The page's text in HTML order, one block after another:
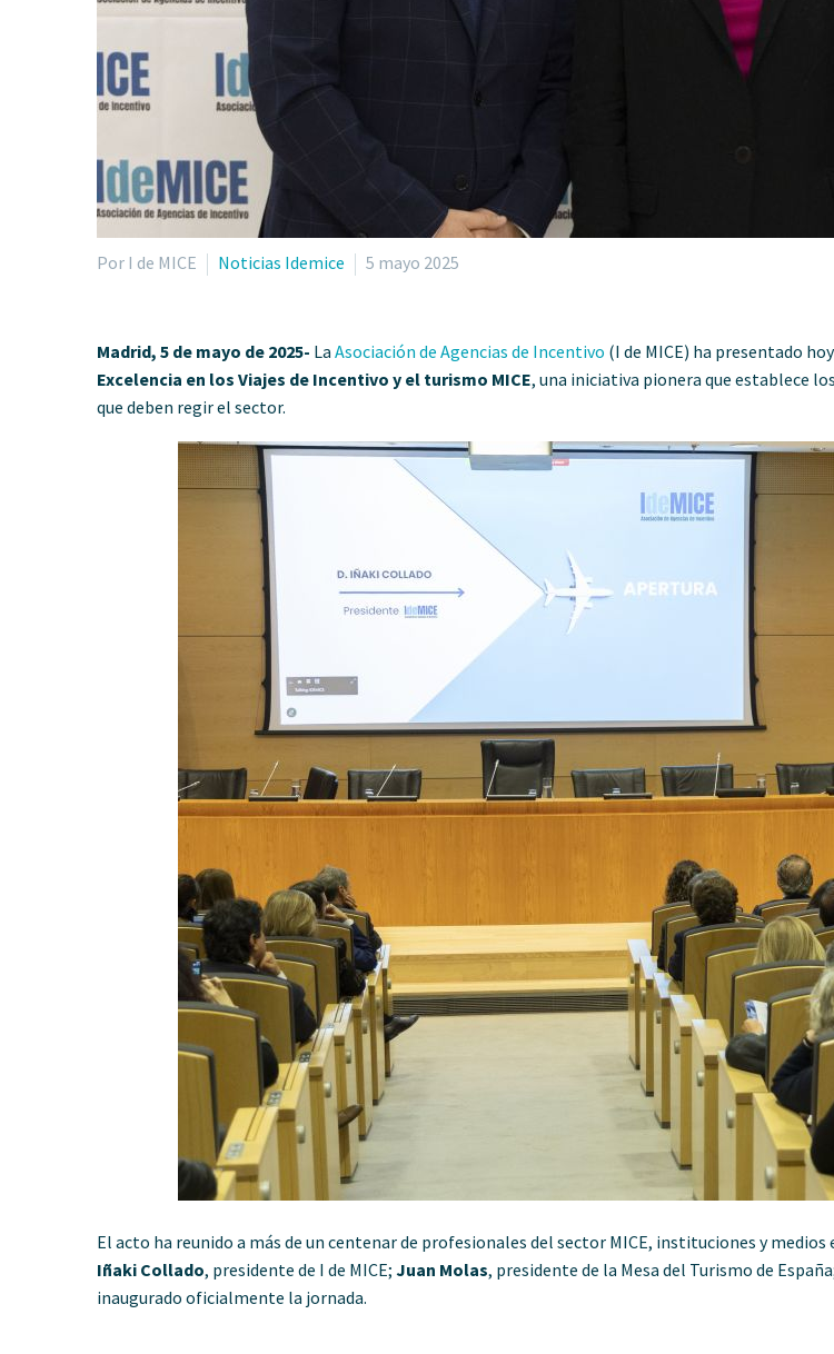
Por I de MICE Noticias Idemice 5 mayo 2025
Madrid, 5 de mayo de 2025- La Asociación de Agencias de Incentivo (I de MICE) ha presentado
Excelencia en los Viajes de Incentivo y el turismo MICE, una iniciativa pionera que establece
que deben regir el sector.
El acto ha reunido a más de un centenar de profesionales del sector MICE, instituciones y
Iñaki Collado, presidente de I de MICE; Juan Molas, presidente de la Mesa del Turismo de
inaugurado oficialmente la jornada.